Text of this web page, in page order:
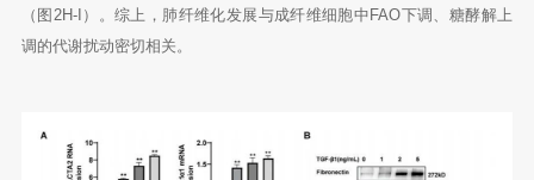
（图2H-I）。综上，肺纤维化发展与成纤维细胞中FAO下调、糖酵解上
调的代谢扰动密切相关。